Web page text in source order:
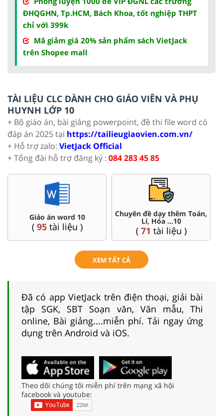
ĐHQGHN, Tp.HCM, Bách Khoa, tốt nghiệp THPT
chỉ với 399k
Mã giảm giá 20% sản phẩm sách VietJack
trên Shopee mall
TÀI LIỆU CLC DÀNH CHO GIÁO VIÊN VÀ PHỤ
HUYNH LỚP 10
+ Bộ giáo án, bài giảng powerpoint, đề thi file word có
đáp án 2025 tại https://tailieugiaovien.com.vn/
+ Hỗ trợ zalo: VietJack Official
+ Tổng đài hỗ trợ đăng ký : 084 283 45 85
Giáo án word 10
( 95tài liệu )
Chuyên đề dạy thêm Toán,
Lí, Hóa ...10
( 71 tài liệu )
XEM TẤT CẢ
Đã có app VietJack trên điện thoại, giải bài
tập SGK, SBT Soạn văn, Văn mẫu, Thi
online, Bài giảng....miễn phí. Tải ngay ứng
dụng trên Android và iOS.
Theo dõi chúng tôi miễn phí trên mạng xã hội
facebook và youtube: